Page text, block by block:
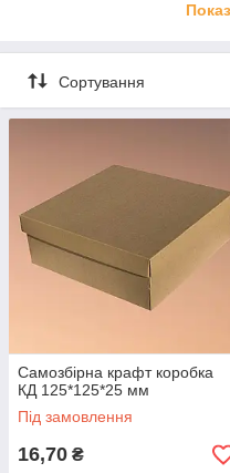
Віддільна кришка щільно
надійне і водночас
для продажу у роздріб, так і
Сортування
Самозбірна крафт коробка
КД 125*125*25 мм
Під замовлення
16,70 ₴